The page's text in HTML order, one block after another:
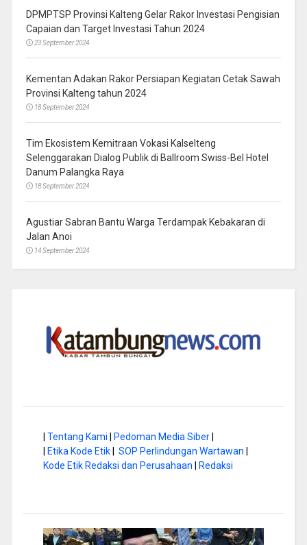
DPMPTSP Provinsi Kalteng Gelar Rakor Investasi Pengisian
Capaian dan Target Investasi Tahun 2024
23 September 2024
Kementan Adakan Rakor Persiapan Kegiatan Cetak Sawah
Provinsi Kalteng tahun 2024
18 September 2024
Tim Ekosistem Kemitraan Vokasi Kalselteng
Selenggarakan Dialog Publik di Ballroom Swiss-Bel Hotel
Danum Palangka Raya
18 September 2024
Agustiar Sabran Bantu Warga Terdampak Kebakaran di
Jalan Anoi
14 September 2024
Tentang Kami Pedoman Media Siber|
Etika Kode Etik| SOP Perlindungan Wartawan
Kode Etik Redaksi dan Perusahaan
Redaksi